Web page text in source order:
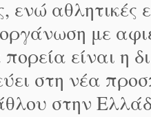
αθλητικές
με
είναι η
στη νέα
στην